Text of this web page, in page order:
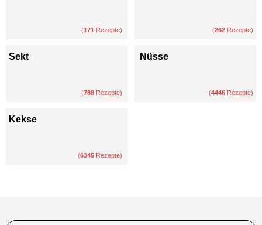
(171 Rezepte) (262 Rezepte)
Sekt
(788 Rezepte)
Nüsse
(4446 Rezepte)
Kekse
(6345 Rezepte)